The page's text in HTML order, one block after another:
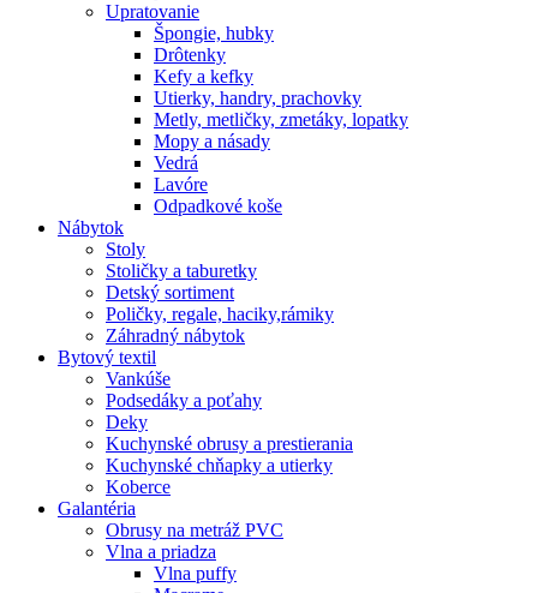
Upratovanie
Špongie, hubky
Drôtenky
Kefy a kefky
Utierky, handry, prachovky
Metly, metličky, zmetáky, lopatky
Mopy a násady
Vedrá
Lavóre
Odpadkové koše
Nábytok
Stoly
Stoličky a taburetky
Detský sortiment
Poličky, regale, haciky,rámiky
Záhradný nábytok
Bytový textil
Vankúše
Podsedáky a poťahy
Deky
Kuchynské obrusy a prestierania
Kuchynské chňapky a utierky
Koberce
Galantéria
Obrusy na metráž PVC
Vlna a priadza
Vlna puffy